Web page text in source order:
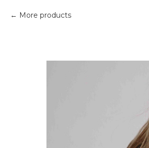
More products